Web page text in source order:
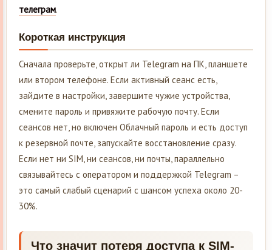
телеграм.
Короткая инструкция
Сначала проверьте, открыт ли Telegram на ПК, планшете
или втором телефоне. Если активный сеанс есть,
зайдите в настройки, завершите чужие устройства,
смените пароль и привяжите рабочую почту. Если
сеансов нет, но включен Облачный пароль и есть доступ
к резервной почте, запускайте восстановление сразу.
Если нет ни SIM, ни сеансов, ни почты, параллельно
связывайтесь с оператором и поддержкой Telegram –
это самый слабый сценарий с шансом успеха около 20-
30%.
Что значит потеря доступа к SIM-